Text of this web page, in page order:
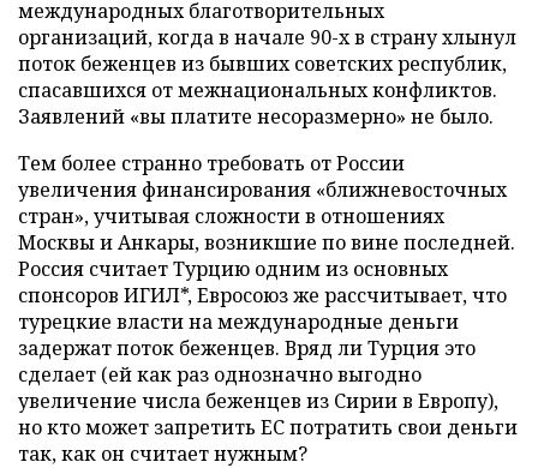
международных благотворительных
организаций, когда в начале 90-х в страну хлынул
поток беженцев из бывших советских республик,
спасавшихся от межнациональных конфликтов.
Заявлений «вы платите несоразмерно» не было.
Тем более странно требовать от России
увеличения финансирования «ближневосточных
стран», учитывая сложности в отношениях
Москвы и Анкары, возникшие по вине последней.
Россия считает Турцию одним из основных
спонсоров ИГИЛ*, Евросоюз же рассчитывает, что
турецкие власти на международные деньги
задержат поток беженцев. Вряд ли Турция это
сделает (ей как раз однозначно выгодно
увеличение числа беженцев из Сирии в Европу),
но кто может запретить ЕС потратить свои деньги
так, как он считает нужным?